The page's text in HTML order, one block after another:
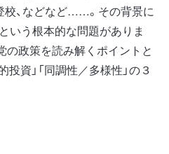
校、などなど……。その背景に
いう根本的な問題がありま
の政策を読み解くポイントと
資」「同調性／多様性」の３